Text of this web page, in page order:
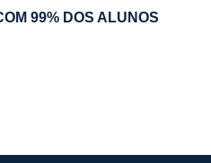
99% DOS ALUNOS